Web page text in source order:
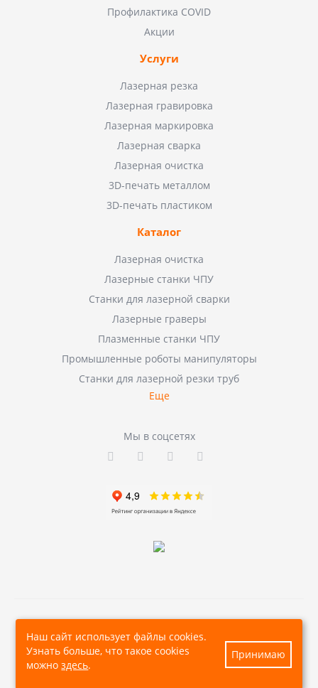
Профилактика COVID
Акции
Услуги
Лазерная резка
Лазерная гравировка
Лазерная маркировка
Лазерная сварка
Лазерная очистка
3D-печать металлом
3D-печать пластиком
Каталог
Лазерная очистка
Лазерные станки ЧПУ
Станки для лазерной сварки
Лазерные граверы
Плазменные станки ЧПУ
Промышленные роботы манипуляторы
Станки для лазерной резки труб
Еще
Мы в соцсетях
© 2026, Все права защищены
Наш сайт использует файлы cookies.
Узнать больше, что такое cookies
можноздесь.
Принимаю